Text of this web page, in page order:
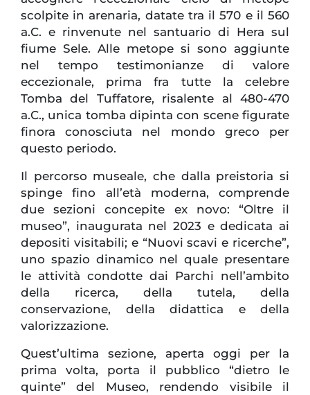
scolpite in arenaria, datate tra il 570 e il 560
a.C. e rinvenute nel santuario di Hera sul
fiume Sele. Alle metope si sono aggiunte
nel tempo testimonianze di valore
eccezionale, prima fra tutte la celebre
Tomba del Tuffatore, risalente al 480-470
a.C., unica tomba dipinta con scene figurate
finora conosciuta nel mondo greco per
questo periodo.
Il percorso museale, che dalla preistoria si
spinge fino all’età moderna, comprende
due sezioni concepite ex novo: “Oltre il
museo”, inaugurata nel 2023 e dedicata ai
depositi visitabili; e “Nuovi scavi e ricerche”,
uno spazio dinamico nel quale presentare
le attività condotte dai Parchi nell’ambito
della ricerca, della tutela, della
conservazione, della didattica e della
valorizzazione.
Quest’ultima sezione, aperta oggi per la
prima volta, porta il pubblico “dietro le
quinte” del Museo, rendendo visibile il